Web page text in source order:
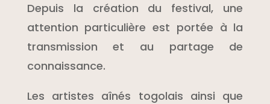
Depuis la création du festival, une
attention particulière est portée à la
transmission et au partage de
connaissance.
Les artistes aînés togolais ainsi que